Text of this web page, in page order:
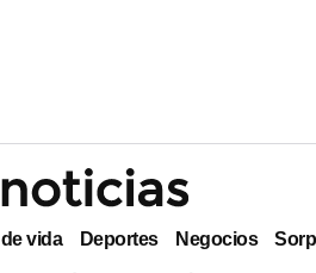
vida Deportes Negocios